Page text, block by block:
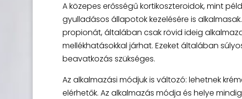
A közepes erősségű kortikoszteroidok, mint
gyulladásos állapotok kezelésére is
propionát, általában csak rövid ideig
mellékhatásokkal járhat. Ezeket általában
beavatkozás szükséges.
Az alkalmazási módjuk is változó: lehetnek
elérhetők. Az alkalmazás módja és helye